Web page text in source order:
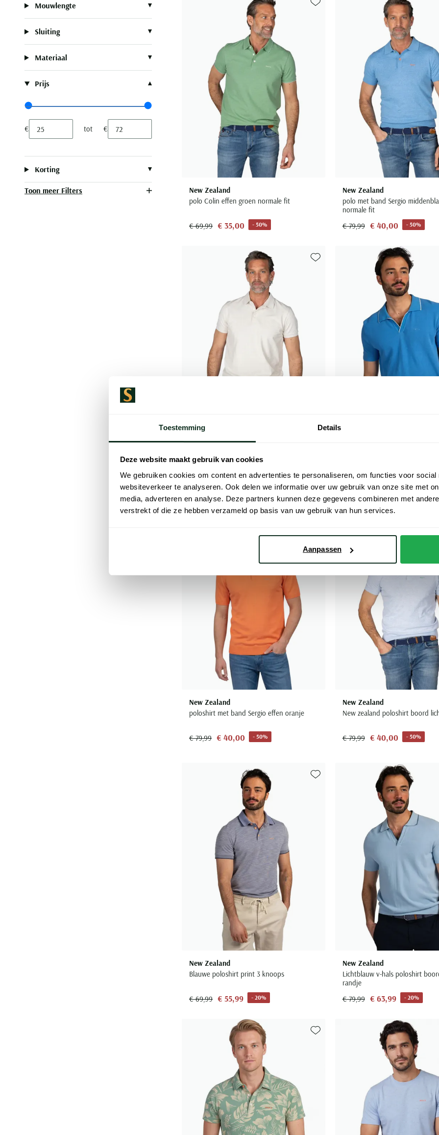
Toestemming Details
Deze website maakt gebruik van cookies
We gebruiken cookies om content en advertenties te personaliseren, om functies voor social
websiteverkeer te analyseren. Ook delen we informatie over uw gebruik van onze site met
media, adverteren en analyse. Deze partners kunnen deze gegevens combineren met
verstrekt of die ze hebben verzameld op basis van uw gebruik van hun services.
Aanpassen
Mouwlengte
Sluiting
Materiaal
Prijs
Range slider min value
Range slider max value
Minimum value input
€ tot
Maximum value input
€
Korting
Toon meer Filters
New Zealand
polo Colin effen groen normale fit
€ 69,99 € 35,00 - 50%
Toevoegen aan favorieten
New Zealand
polo met band Sergio
normale fit
€ 79,99 € 40,00 - 50%
New Zealand
poloshirt Colin beige gemeleerd normale fit
€ 69,99
Toevoegen aan favorieten
€ 79,99
New Zealand
poloshirt met band Sergio effen oranje
€ 79,99 € 40,00 - 50%
New Zealand
New zealand poloshirt boord
€ 79,99 € 40,00 - 50%
New Zealand
Blauwe poloshirt print 3 knoops
€ 69,99 € 55,99 - 20%
Toevoegen aan favorieten
New Zealand
Lichtblauw v-hals poloshirt
randje
€ 79,99 € 63,99 - 20%
Toevoegen aan favorieten